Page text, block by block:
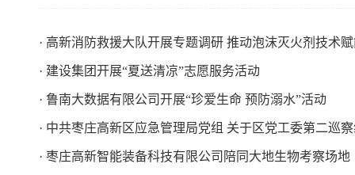
· 高新消防救援大队开展专题调研 推动泡沫灭火剂技术
· 建设集团开展“夏送清凉”志愿服务活动
· 鲁南大数据有限公司开展“珍爱生命 预防溺水”活动
· 中共枣庄高新区应急管理局党组 关于区党工委第二巡
· 枣庄高新智能装备科技有限公司陪同大地生物考察场地